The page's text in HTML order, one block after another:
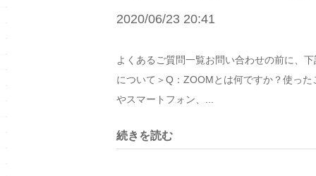
2020/06/23 20:41
よくあるご質問一覧お問い合わせの前に、
について＞Q：ZOOMとは何ですか？使っ
やスマートフォン、...
続きを読む